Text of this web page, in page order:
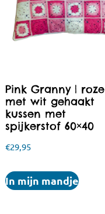
Pink Granny | roze
met wit gehaakt
kussen met
spijkerstof 60×40
€29,95
In mijn mandje